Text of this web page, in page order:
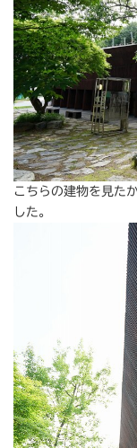
こちらの建物を見た
した。